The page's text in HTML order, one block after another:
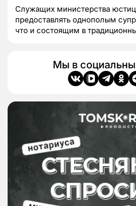
Служащих министерства
предоставлять однополым
что и состоящим в
Мы в